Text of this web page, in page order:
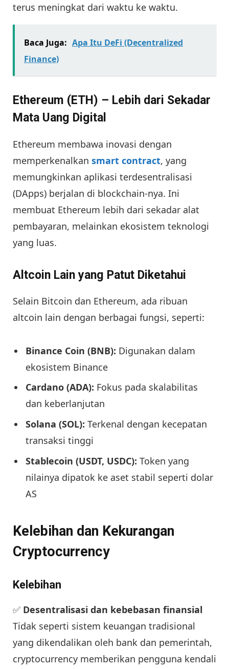
terus meningkat dari waktu ke waktu.
Baca Juga: Apa Itu DeFi (Decentralized
Finance)
Ethereum (ETH) – Lebih dari Sekadar
Mata Uang Digital
Ethereum membawa inovasi dengan
memperkenalkan smart contract, yang
memungkinkan aplikasi terdesentralisasi
(DApps) berjalan di blockchain-nya. Ini
membuat Ethereum lebih dari sekadar alat
pembayaran, melainkan ekosistem teknologi
yang luas.
Altcoin Lain yang Patut Diketahui
Selain Bitcoin dan Ethereum, ada ribuan
altcoin lain dengan berbagai fungsi, seperti:
Binance Coin (BNB): Digunakan dalam
ekosistem Binance
Cardano (ADA): Fokus pada skalabilitas
dan keberlanjutan
Solana (SOL): Terkenal dengan kecepatan
transaksi tinggi
Stablecoin (USDT, USDC): Token yang
nilainya dipatok ke aset stabil seperti dolar
AS
Kelebihan dan Kekurangan
Cryptocurrency
Kelebihan
✅ Desentralisasi dan kebebasan finansial
Tidak seperti sistem keuangan tradisional
yang dikendalikan oleh bank dan pemerintah,
cryptocurrency memberikan pengguna kendali